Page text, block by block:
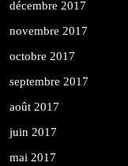
décembre 2017
novembre 2017
octobre 2017
septembre 2017
août 2017
juin 2017
mai 2017